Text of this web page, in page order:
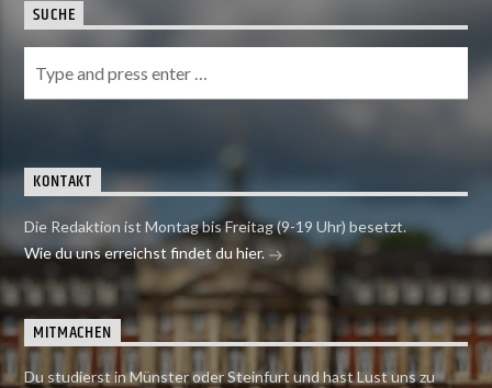
SUCHE
KONTAKT
Die Redaktion ist Montag bis Freitag (9-19 Uhr) besetzt.
Wie du uns erreichst findet du hier.
MITMACHEN
Du studierst in Münster oder Steinfurt und hast Lust uns zu